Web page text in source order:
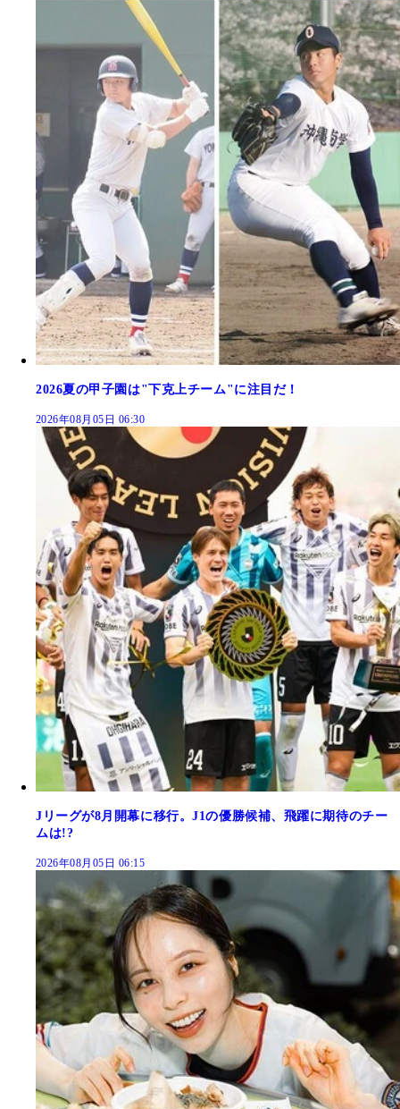
2026夏の甲子園は"下克上チーム"に注目だ！
2026年08月05日 06:30
Jリーグが8月開幕に移行。J1の優勝候補、飛躍に期待のチー
ムは!?
2026年08月05日 06:15